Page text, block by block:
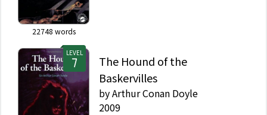
22748 words
LEVEL
The Hound of the
Baskervilles
byArthur Conan Doyle
2009